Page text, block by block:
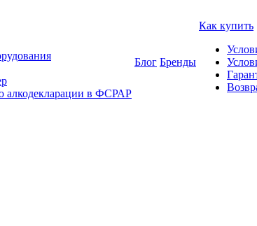
алкодекларации в ФСРАР
Блог Бренды
Как купить